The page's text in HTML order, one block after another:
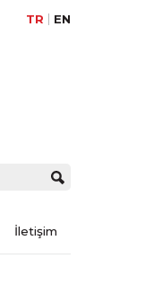
TR EN
İletişim